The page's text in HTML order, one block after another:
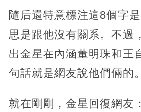
隨后還特意標注這8個字
思是跟他沒有關系。不過
出金星在內涵董明珠和王
句話就是網友說他們倆的。
就在剛剛，金星回復網友